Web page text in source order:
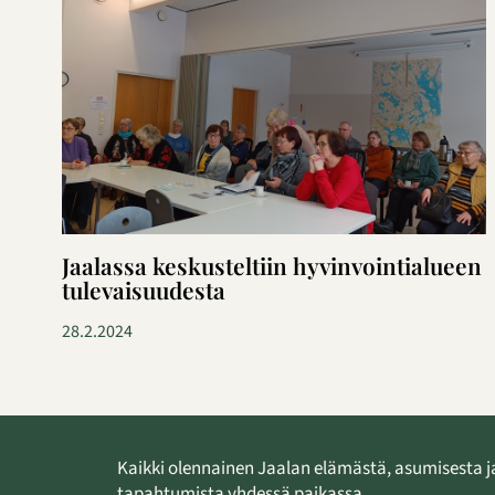
Jaalassa keskusteltiin hyvinvointialueen
tulevaisuudesta
28.2.2024
Kaikki olennainen Jaalan elämästä, asumisesta